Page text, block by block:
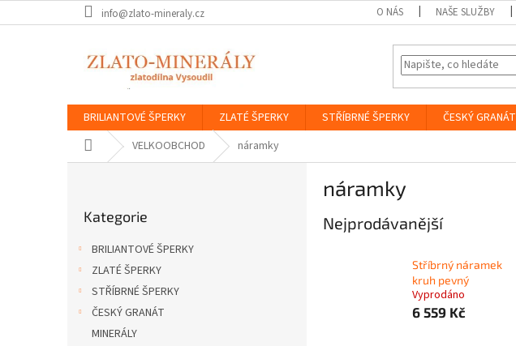
na
info@zlato-mineraly.cz O NÁS NAŠE SLUŽBY
BRILIANTOVÉ ŠPERKY ZLATÉ ŠPERKY STŘÍBRNÉ ŠPERKY ČESKÝ GRANÁT
Domů VELKOOBCHOD náramky
kategorie
Kategorie
BRILIANTOVÉ ŠPERKY
ZLATÉ ŠPERKY
STŘÍBRNÉ ŠPERKY
ČESKÝ GRANÁT
MINERÁLY
náramky
Nejprodávanější
Stříbrný náramek
kruh pevný
Vyprodáno
6 559 Kč